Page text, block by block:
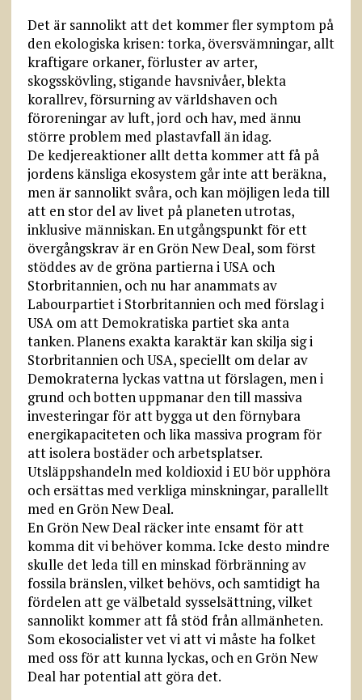
Det är sannolikt att det kommer fler symptom på
den ekologiska krisen: torka, översvämningar, allt
kraftigare orkaner, förluster av arter,
skogsskövling, stigande havsnivåer, blekta
korallrev, försurning av världshaven och
föroreningar av luft, jord och hav, med ännu
större problem med plastavfall än idag.
De kedjereaktioner allt detta kommer att få på
jordens känsliga ekosystem går inte att beräkna,
men är sannolikt svåra, och kan möjligen leda till
att en stor del av livet på planeten utrotas,
inklusive människan. En utgångspunkt för ett
övergångskrav är en Grön New Deal, som först
stöddes av de gröna partierna i USA och
Storbritannien, och nu har anammats av
Labourpartiet i Storbritannien och med förslag i
USA om att Demokratiska partiet ska anta
tanken. Planens exakta karaktär kan skilja sig i
Storbritannien och USA, speciellt om delar av
Demokraterna lyckas vattna ut förslagen, men i
grund och botten uppmanar den till massiva
investeringar för att bygga ut den förnybara
energikapaciteten och lika massiva program för
att isolera bostäder och arbetsplatser.
Utsläppshandeln med koldioxid i EU bör upphöra
och ersättas med verkliga minskningar, parallellt
med en Grön New Deal.
En Grön New Deal räcker inte ensamt för att
komma dit vi behöver komma. Icke desto mindre
skulle det leda till en minskad förbränning av
fossila bränslen, vilket behövs, och samtidigt ha
fördelen att ge välbetald sysselsättning, vilket
sannolikt kommer att få stöd från allmänheten.
Som ekosocialister vet vi att vi måste ha folket
med oss för att kunna lyckas, och en Grön New
Deal har potential att göra det.